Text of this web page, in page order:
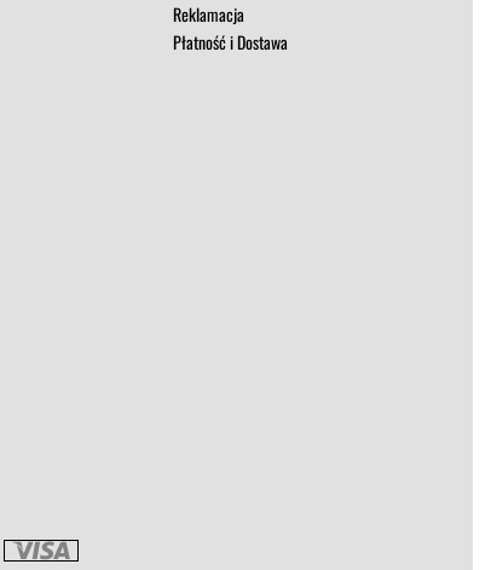
Reklamacja
Płatność i Dostawa